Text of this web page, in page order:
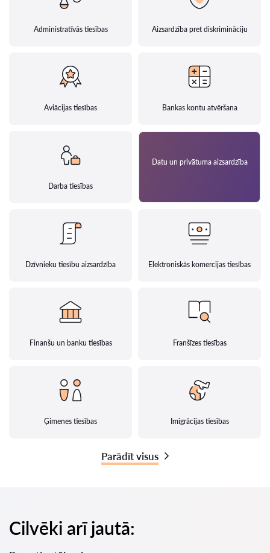
Administratīvās tiesības Aizsardzība pret diskrimināciju
Aviācijas tiesības Bankas kontu atvēršana
Darba tiesības
Datu un privātuma aizsardzība
Dzīvnieku tiesību aizsardzība Elektroniskās komercijas tiesības
Finanšu un banku tiesības Franšīzes tiesības
Ģimenes tiesības Imigrācijas tiesības
Parādīt visus
Cilvēki arī jautā: